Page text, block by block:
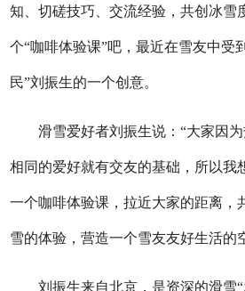
知、切磋技巧、交流经验，共创冰雪
个“咖啡体验课”吧，最近在雪友中受
民”刘振生的一个创意。
滑雪爱好者刘振生说：“大家因为
相同的爱好就有交友的基础，所以我
一个咖啡体验课，拉近大家的距离，
雪的体验，营造一个雪友友好生活的
刘振生来自北京，是资深的滑雪“